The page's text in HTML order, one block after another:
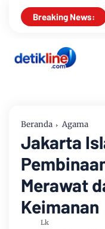
Breaking News:
MIO Indonesia
Beranda Agama
Jakarta
Merawat
Keimanan
Lk